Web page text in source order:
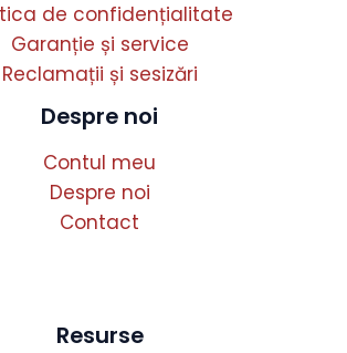
de confidențialitate
Garanție și service
Reclamații și sesizări
Despre noi
Contul meu
Despre noi
Contact
Resurse